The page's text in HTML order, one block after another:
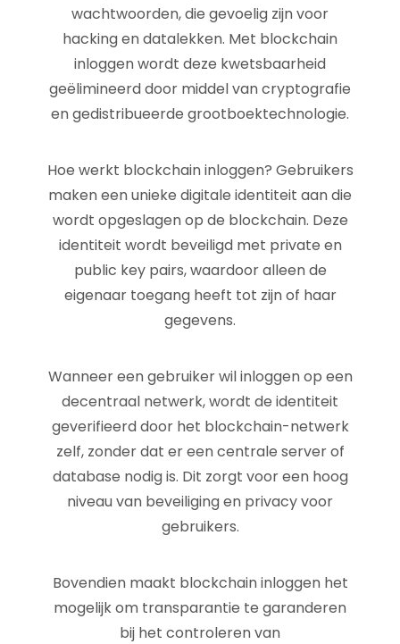
wachtwoorden, die gevoelig zijn voor
hacking en datalekken. Met blockchain
inloggen wordt deze kwetsbaarheid
geëlimineerd door middel van cryptografie
en gedistribueerde grootboektechnologie.
Hoe werkt blockchain inloggen? Gebruikers
maken een unieke digitale identiteit aan die
wordt opgeslagen op de blockchain. Deze
identiteit wordt beveiligd met private en
public key pairs, waardoor alleen de
eigenaar toegang heeft tot zijn of haar
gegevens.
Wanneer een gebruiker wil inloggen op een
decentraal netwerk, wordt de identiteit
geverifieerd door het blockchain-netwerk
zelf, zonder dat er een centrale server of
database nodig is. Dit zorgt voor een hoog
niveau van beveiliging en privacy voor
gebruikers.
Bovendien maakt blockchain inloggen het
mogelijk om transparantie te garanderen
bij het controleren van